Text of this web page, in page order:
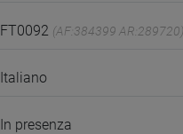
FT0092 (AF:384399 AR:289720)
Italiano
In presenza